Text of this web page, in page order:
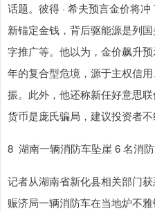
话题。彼得 · 希夫预言金价将
新锚定金钱，背后驱能源是列
字推广等。他以为，金价飙升
年的复合型危境，源于主权信
振。此外，他还称新任好意思
货币是庞氏骗局，建议投资者不
8 湖南一辆消防车坠崖 6 名消
记者从湖南省新化县相关部门
赈济局一辆消防车在当地炉不